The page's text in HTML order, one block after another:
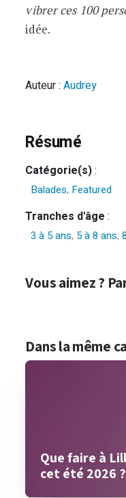
vibrer ces 100
idée.
Auteur :Audrey
Résumé
Catégorie(s):
Balades, Featured
Tranches d'âge :
3 à 5 ans, 5 à 8 ans,
Vous aimez ?
Dans la même
Que faire à
cet été 2026 ?